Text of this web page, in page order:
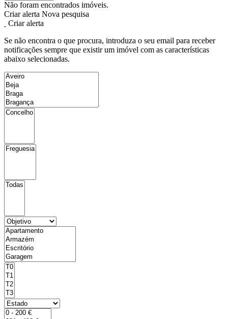
Não foram encontrados imóveis.
Criar alerta Nova pesquisa
Criar alerta
Se não encontra o que procura, introduza o seu email para receber
notificações sempre que existir um imóvel com as características
abaixo selecionadas.